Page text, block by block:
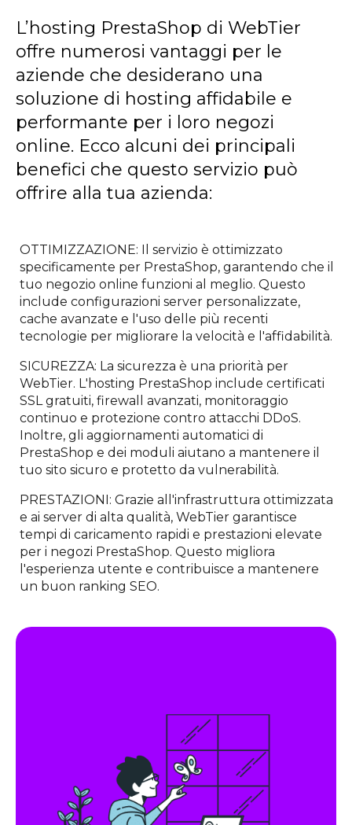
L’hosting PrestaShop di WebTier
offre numerosi vantaggi per le
aziende che desiderano una
soluzione di hosting affidabile e
performante per i loro negozi
online. Ecco alcuni dei principali
benefici che questo servizio può
offrire alla tua azienda:
OTTIMIZZAZIONE: Il servizio è ottimizzato
specificamente per PrestaShop, garantendo che il
tuo negozio online funzioni al meglio. Questo
include configurazioni server personalizzate,
cache avanzate e l'uso delle più recenti
tecnologie per migliorare la velocità e l'affidabilità.
SICUREZZA: La sicurezza è una priorità per
WebTier. L'hosting PrestaShop include certificati
SSL gratuiti, firewall avanzati, monitoraggio
continuo e protezione contro attacchi DDoS.
Inoltre, gli aggiornamenti automatici di
PrestaShop e dei moduli aiutano a mantenere il
tuo sito sicuro e protetto da vulnerabilità.
PRESTAZIONI: Grazie all'infrastruttura ottimizzata
e ai server di alta qualità, WebTier garantisce
tempi di caricamento rapidi e prestazioni elevate
per i negozi PrestaShop. Questo migliora
l'esperienza utente e contribuisce a mantenere
un buon ranking SEO.